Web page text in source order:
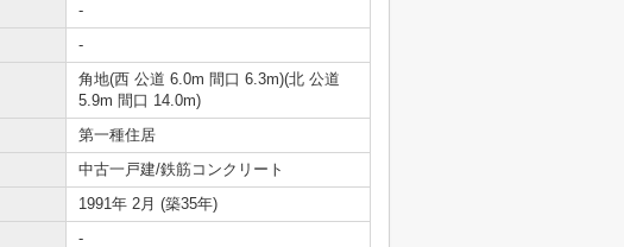
-
-
角地(西 公道 6.0m 間口 6.3m)(北 公道
5.9m 間口 14.0m)
第一種住居
中古一戸建/鉄筋コンクリート
1991年 2月 (築35年)
-